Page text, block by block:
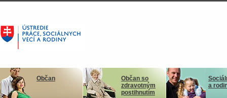
Občan
Občan so
zdravotným
postihnutím
a